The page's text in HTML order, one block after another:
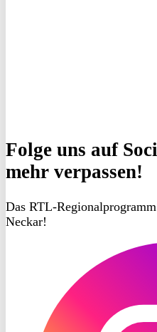
Folge uns auf
mehr verpassen!
Das RTL-
Neckar!
Instagram